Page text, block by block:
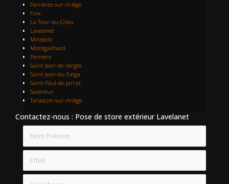
Ferrières-sur-Ariège
Foix
La Tour-du-Crieu
Lavelanet
Mirepoix
Montgailhard
Pamiers
Saint-Jean-de-Verges
Saint-Jean-du-Falga
Saint-Paul-de-Jarrat
Saverdun
Tarascon-sur-Ariège
Contactez-nous : Pose de store extérieur Lavelanet
Email
Téléphone